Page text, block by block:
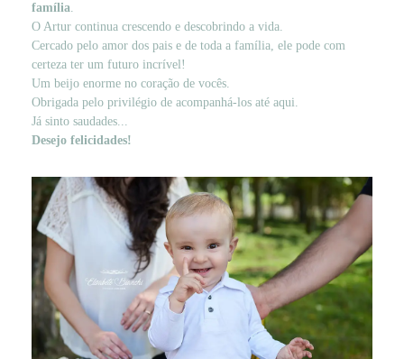
família.
O Artur continua crescendo e descobrindo a vida.
Cercado pelo amor dos pais e de toda a família, ele pode com
certeza ter um futuro incrível!
Um beijo enorme no coração de vocês.
Obrigada pelo privilégio de acompanhá-los até aqui.
Já sinto saudades...
Desejo felicidades!